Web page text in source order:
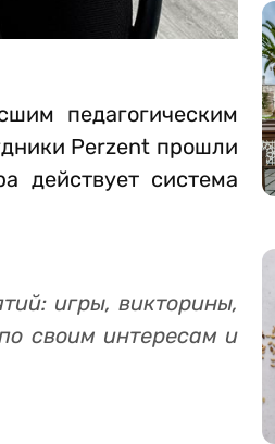
педагогическим
Perzent прошли
действует система
игры, викторины,
своим интересам и